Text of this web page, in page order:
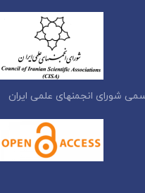
انجمنهای علمی ایران